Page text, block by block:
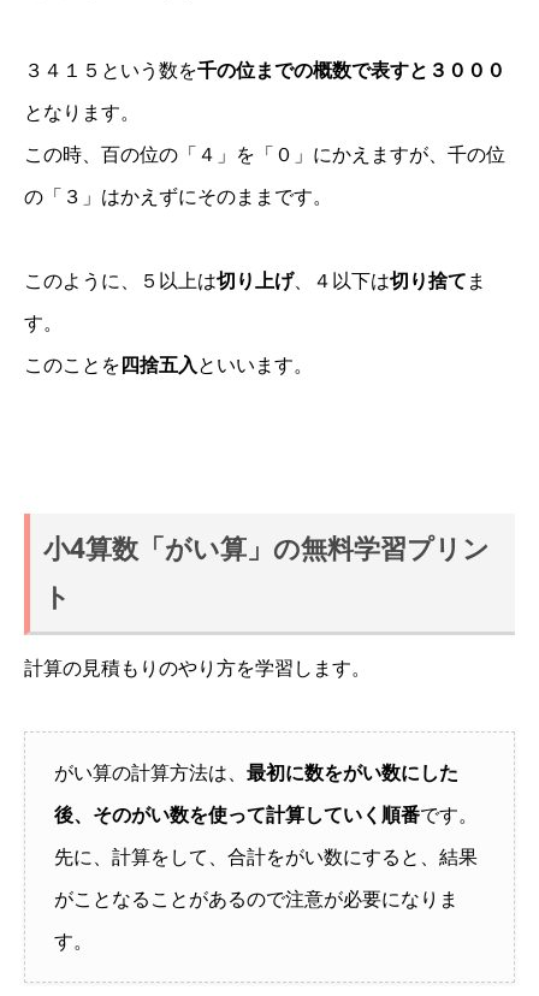
３４１５という数を千の位までの概数で表すと３０００
となります。
この時、百の位の「４」を「０」にかえますが、千の位
の「３」はかえずにそのままです。
このように、５以上は切り上げ、４以下は切り捨てま
す。
このことを四捨五入といいます。
小4算数「がい算」の無料学習プリン
ト
計算の見積もりのやり方を学習します。
がい算の計算方法は、 最初に数をがい数にした
後、そのがい数を使って計算していく順番です。
先に、計算をして、合計をがい数にすると、結果
がことなることがあるので注意が必要になりま
す。